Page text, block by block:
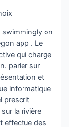
swimmingly on
app . Le
qui charge
parier sur
et
informatique
prescrit
la rivière
effectue des